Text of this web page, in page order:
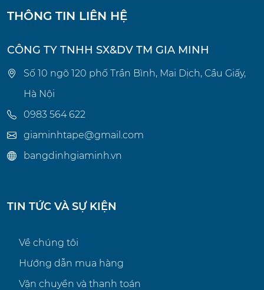
THÔNG TIN LIÊN HỆ
CÔNG TY TNHH SX&DV TM GIA MINH
Số 10 ngõ 120 phố Trần Bình, Mai Dịch, Cầu Giấy,
Hà Nội
0983 564 622
giaminhtape@gmail.com
bangdinhgiaminh.vn
TIN TỨC VÀ SỰ KIỆN
Về chúng tôi
Hướng dẫn mua hàng
Vận chuyển và thanh toán